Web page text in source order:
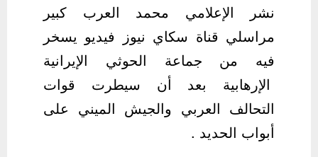
نشر الإعلامي محمد العرب كبير
مراسلي قناة سكاي نيوز فيديو يسخر
فيه من جماعة الحوثي الإيرانية
الإرهابية بعد أن سيطرت قوات
التحالف العربي والجيش الميني على
أبواب الحديد .